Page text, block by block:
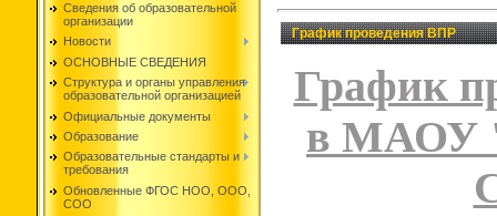
Сведения об образовательной
организации
Новости
ОСНОВНЫЕ СВЕДЕНИЯ
Структура и органы управления
образовательной организацией
Официальные документы
Образование
Образовательные стандарты и
требования
Обновленные ФГОС НОО, ООО,
СОО
График проведения ВПР
График
в МАОУ